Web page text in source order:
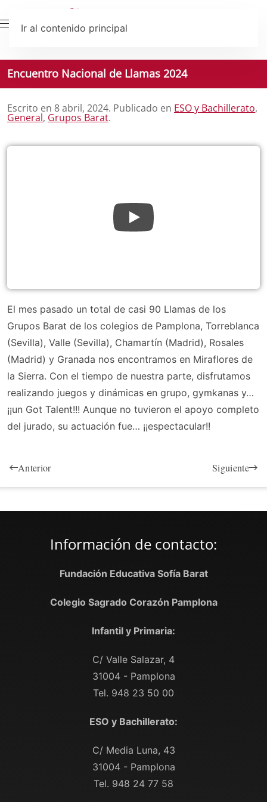
Ir al contenido principal
Encuentro Nacional de Llamas 2024
Escrito en 8 abril, 2024. Publicado en ESO y Bachillerato,
General, Grupos Barat.
El mes pasado un total de casi 90 Llamas de los
Grupos Barat de los colegios de Pamplona, Torreblanca
(Sevilla), Valle (Sevilla), Chamartín (Madrid), Rosales
(Madrid) y Granada nos encontramos en Miraflores de
la Sierra. Con el tiempo de nuestra parte, disfrutamos
realizando juegos y dinámicas en grupo, gymkanas y…
¡¡un Got Talent!!! Aunque no tuvieron el apoyo completo
del jurado, su actuación fue… ¡¡espectacular!!
Anterior Siguiente
Información de contacto:
Fundación Educativa Sofía Barat
Colegio Sagrado Corazón Pamplona
Infantil y Primaria:
C/ Valle Salazar, 4
31004 - Pamplona
Tel. 948 23 50 00
ESO y Bachillerato:
C/ Media Luna, 43
31004 - Pamplona
Tel. 948 24 77 58